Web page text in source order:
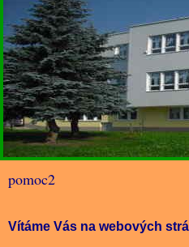
pomoc2
Vítáme Vás na webových